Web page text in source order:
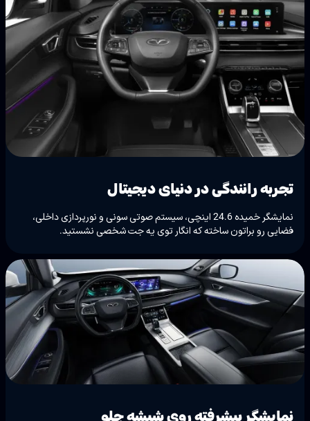
تجربه رانندگی در دنیای دیجیتال
نمایشگر خمیده 24.6 اینچی، سیستم صوتی سونی و نورپردازی داخلی،
فضایی رو براتون ساخته که انگار توی یه جت شخصی نشستید.
نمایشگر پیشرفته روی شیشه جلو